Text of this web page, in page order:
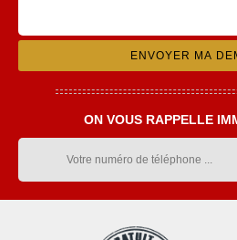
ON VOUS RAPPELLE